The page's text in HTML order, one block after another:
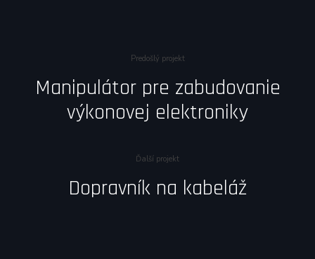
Predošlý projekt
Manipulátor pre zabudovanie
výkonovej elektroniky
Ďalší projekt
Dopravník na kabeláž